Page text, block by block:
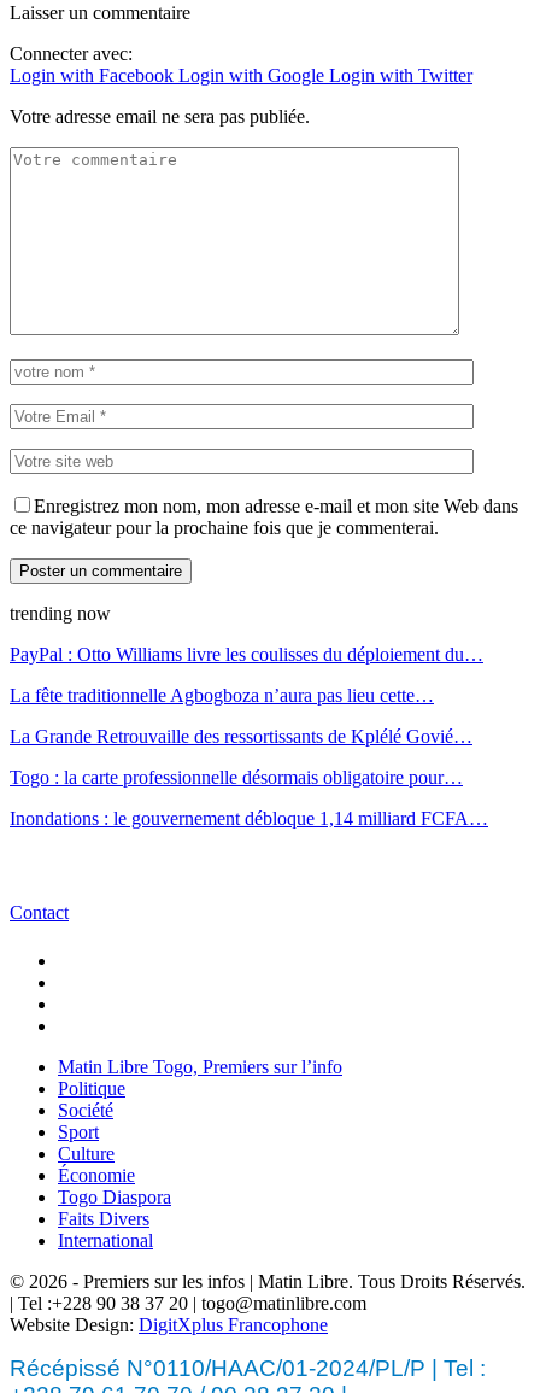
Laisser un commentaire
Connecter avec:
Login with Facebook Login with Google Login with Twitter
Votre adresse email ne sera pas publiée.
Enregistrez mon nom, mon adresse e-mail et mon site Web dans
ce navigateur pour la prochaine fois que je commenterai.
trending now
PayPal : Otto Williams livre les coulisses du déploiement du…
La fête traditionnelle Agbogboza n’aura pas lieu cette…
La Grande Retrouvaille des ressortissants de Kplélé Govié…
Togo : la carte professionnelle désormais obligatoire pour…
Inondations : le gouvernement débloque 1,14 milliard FCFA…
Contact
Matin Libre Togo, Premiers sur l’info
Politique
Société
Sport
Culture
Économie
Togo Diaspora
Faits Divers
International
© 2026 - Premiers sur les infos | Matin Libre. Tous Droits Réservés.
| Tel :+228 90 38 37 20 | togo@matinlibre.com
Website Design: DigitXplus Francophone
Récépissé N°0110/HAAC/01-2024/PL/P | Tel :